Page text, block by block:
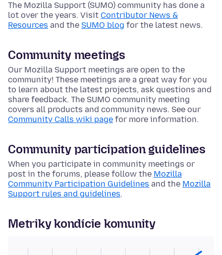
The Mozilla Support (SUMO) community has done a
lot over the years. Visit Contributor News &
Resources and the SUMO blog for the latest news.
Community meetings
Our Mozilla Support meetings are open to the
community! These meetings are a great way for you
to learn about the latest projects, ask questions and
share feedback. The SUMO community meeting
covers all products and community news. See our
Community Calls wiki page for more information.
Community participation guidelines
When you participate in community meetings or
post in the forums, please follow the Mozilla
Community Participation Guidelines and the Mozilla
Support rules and guidelines.
Metriky kondície komunity